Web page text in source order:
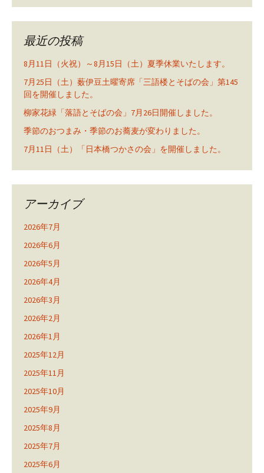
最近の投稿
8月11日（火祝）～8月15日（土）夏季休業いたします。
7月25日（土）薮伊豆土曜寄席「三語楼とそばの会」第145
回を開催しました。
柳家花緑「落語とそばの会」7月26日開催しました。
季節のおつまみ・季節のお蕎麦が変わりました。
7月11日（土）「日本橋つかさの会」を開催しました。
アーカイブ
2026年7月
2026年6月
2026年5月
2026年4月
2026年3月
2026年2月
2026年1月
2025年12月
2025年11月
2025年10月
2025年9月
2025年8月
2025年7月
2025年6月